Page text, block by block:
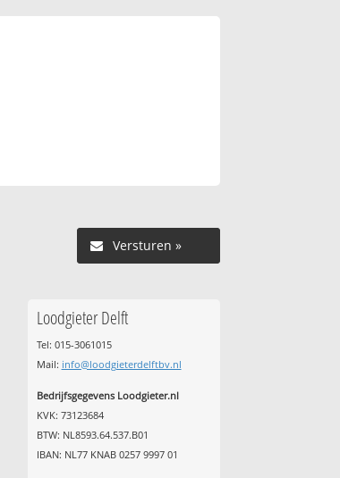
Versturen »
Loodgieter Delft
Tel: 015-3061015
Mail: info@loodgieterdelftbv.nl
Bedrijfsgegevens Loodgieter.nl
KVK: 73123684
BTW: NL8593.64.537.B01
IBAN: NL77 KNAB 0257 9997 01